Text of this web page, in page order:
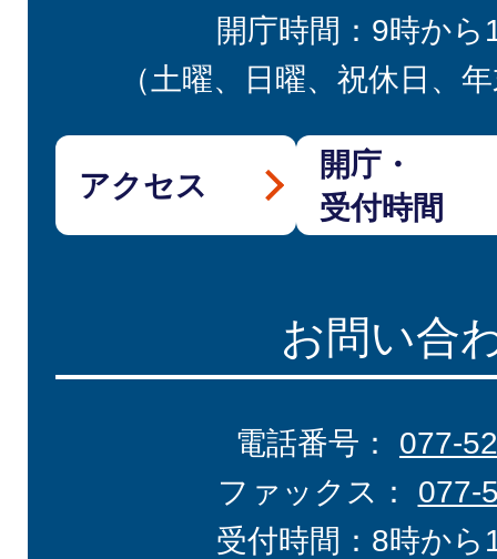
開庁時間：9時から
（土曜、日曜、祝休日、
アクセス
開庁・
受付時間
お問い合
電話番号： 077-
ファックス： 077-
受付時間：8時から